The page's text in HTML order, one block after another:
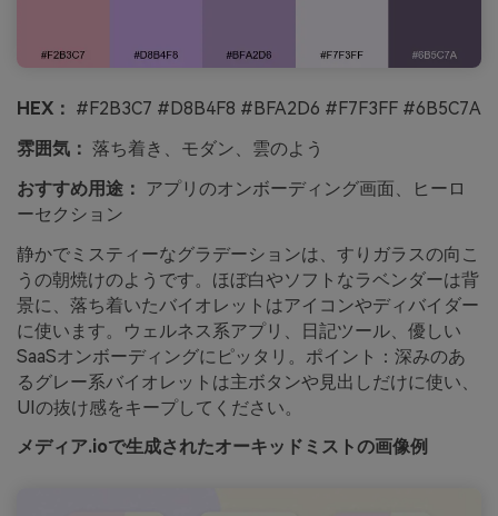
HEX： #F2B3C7 #D8B4F8 #BFA2D6 #F7F3FF #6B5C7A
雰囲気： 落ち着き、モダン、雲のよう
おすすめ用途： アプリのオンボーディング画面、ヒーロ
ーセクション
静かでミスティーなグラデーションは、すりガラスの向こ
うの朝焼けのようです。ほぼ白やソフトなラベンダーは背
景に、落ち着いたバイオレットはアイコンやディバイダー
に使います。ウェルネス系アプリ、日記ツール、優しい
SaaSオンボーディングにピッタリ。ポイント：深みのあ
るグレー系バイオレットは主ボタンや見出しだけに使い、
UIの抜け感をキープしてください。
メディア.ioで生成されたオーキッドミストの画像例